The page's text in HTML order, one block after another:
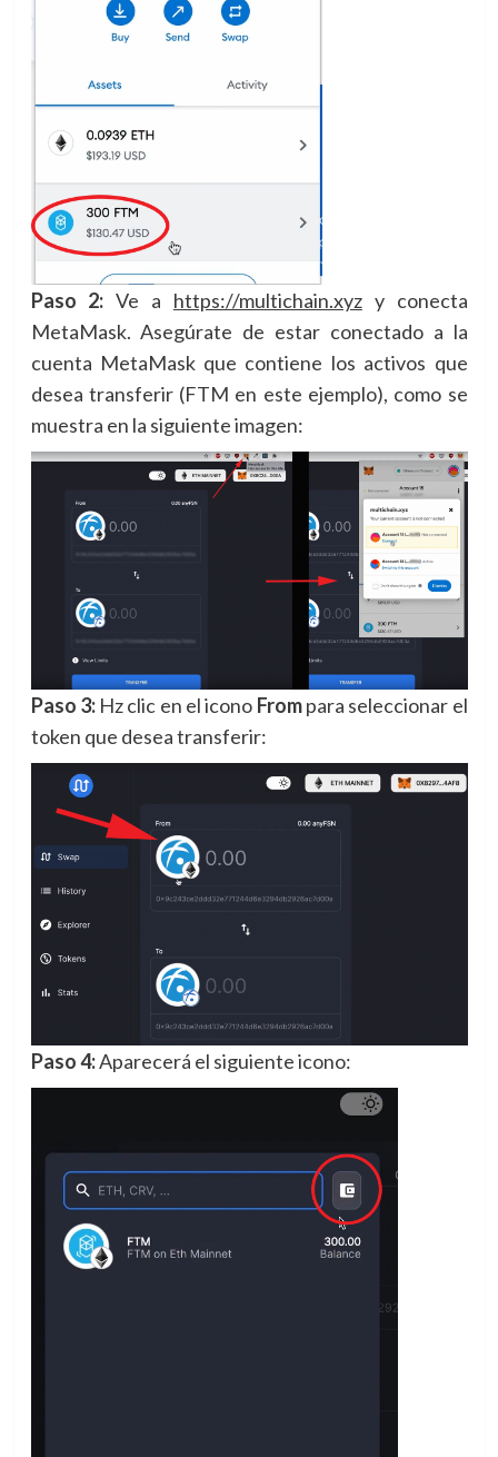
Paso 2:Ve a https://multichain.xyzy conecta
MetaMask. Asegúrate de estar conectado a la
cuenta MetaMask que contiene los activos que
desea transferir (FTM en este ejemplo), como se
muestra en la siguiente imagen:
Paso 3:Hz clic en el icono Frompara seleccionar el
token que desea transferir:
Paso 4:Aparecerá el siguiente icono: